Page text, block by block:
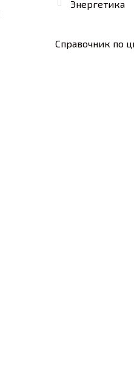
Энергетика
Справочник по